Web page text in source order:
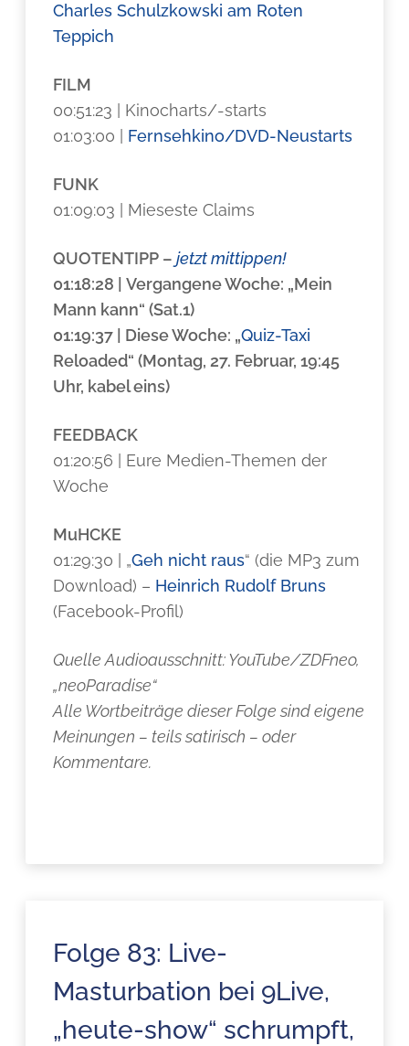
Charles Schulzkowski am Roten
Teppich
FILM
00:51:23 | Kinocharts/-starts
01:03:00 | Fernsehkino/DVD-Neustarts
FUNK
01:09:03 | Mieseste Claims
QUOTENTIPP –jetzt mittippen!
01:18:28 | Vergangene Woche: „Mein
Mann kann“ (Sat.1)
01:19:37 | Diese Woche: „Quiz-Taxi
Reloaded“ (Montag, 27. Februar, 19:45
Uhr, kabel eins)
FEEDBACK
01:20:56 | Eure Medien-Themen der
Woche
MuHCKE
01:29:30 | „Geh nicht raus“ (die MP3 zum
Download) – Heinrich Rudolf Bruns
(Facebook-Profil)
Quelle Audioausschnitt: YouTube/ZDFneo,
„neoParadise“
Alle Wortbeiträge dieser Folge sind eigene
Meinungen – teils satirisch – oder
Kommentare.
Folge 83: Live-
Masturbation bei 9Live,
„heute-show“ schrumpft,